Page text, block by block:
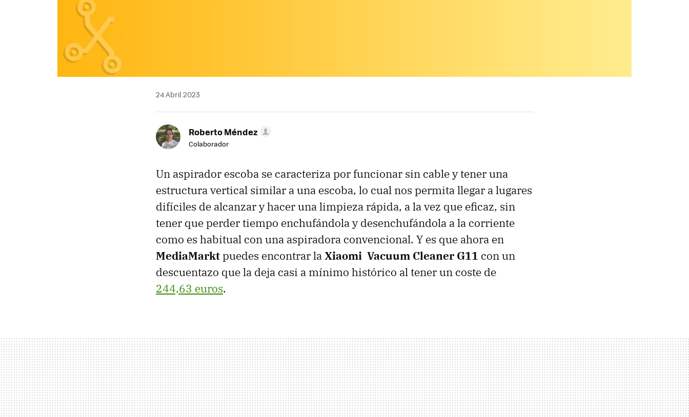
24 Abril 2023
Roberto Méndez
Colaborador
Un aspirador escoba se caracteriza por funcionar sin cable y tener una
estructura vertical similar a una escoba, lo cual nos permita llegar a lugares
difíciles de alcanzar y hacer una limpieza rápida, a la vez que eficaz, sin
tener que perder tiempo enchufándola y desenchufándola a la corriente
como es habitual con una aspiradora convencional. Y es que ahora en
MediaMarktpuedes encontrar laXiaomi Vacuum Cleaner G11 con un
descuentazo que la deja casi a mínimo histórico al tener un coste de
244,63 euros.